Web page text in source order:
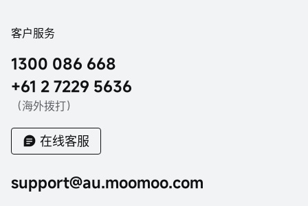
客户服务
1300 086 668
+61 2 7229 5636
（海外拨打）
在线客服
support@au.moomoo.com